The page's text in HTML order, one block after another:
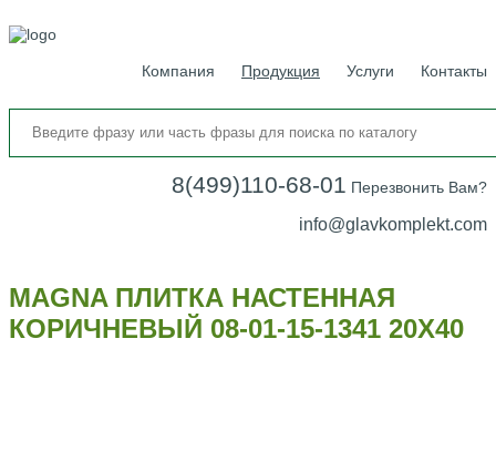
Компания Продукция Услуги Контакты
8(499)110-68-01 Перезвонить Вам?
info@glavkomplekt.com
MAGNA ПЛИТКА НАСТЕННАЯ
КОРИЧНЕВЫЙ 08-01-15-1341 20Х40